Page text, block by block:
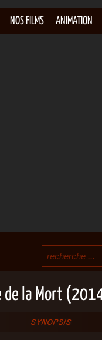
NOS FILMS ANIMATION
de la Mort